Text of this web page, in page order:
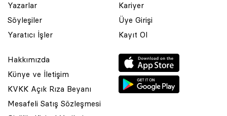
Yazarlar
Söyleşiler
Yaratıcı İşler
Kariyer
Üye Girişi
Kayıt Ol
Hakkımızda
Künye ve İletişim
KVKK Açık Rıza Beyanı
Mesafeli Satış Sözleşmesi